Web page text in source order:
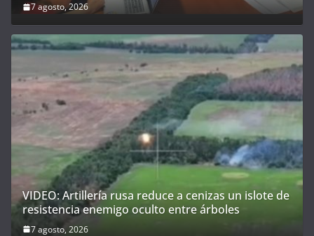
7 agosto, 2026
VIDEO: Artillería rusa reduce a cenizas un islote de
resistencia enemigo oculto entre árboles
7 agosto, 2026